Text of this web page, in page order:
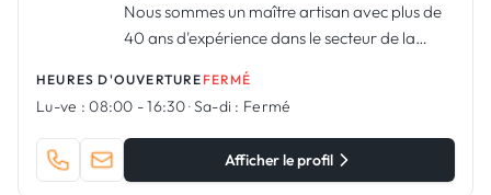
Nous sommes un maître artisan avec plus de
40 ans d'expérience dans le secteur de la
HEURES D'OUVERTURE FERMÉ
Lu-ve : 08:00 - 16:30·Sa-di : Fermé
Afficher le profil